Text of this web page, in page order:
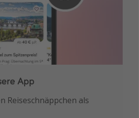
App
Reiseschnäppchen als